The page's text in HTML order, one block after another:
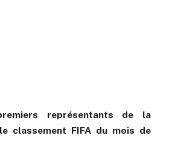
représentants de la
classement FIFA du mois de